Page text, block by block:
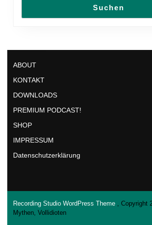
Suchen
ABOUT
KONTAKT
DOWNLOADS
PREMIUM PODCAST!
SHOP
IMPRESSUM
Datenschutzerklärung
Recording Studio WordPress Theme , Copyright
Mythen, Vollidioten